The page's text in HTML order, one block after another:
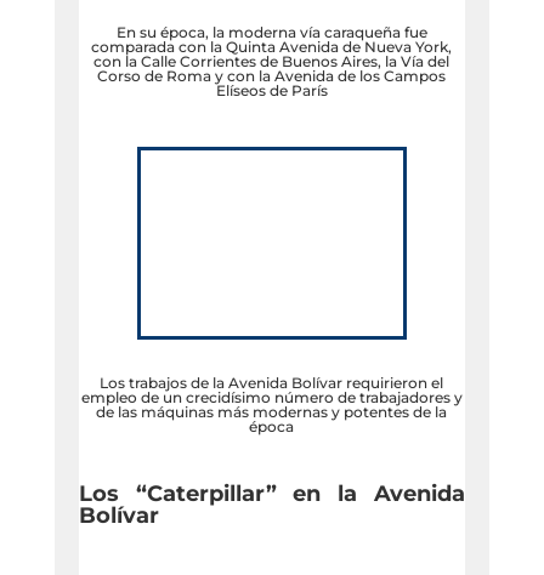
En su época, la moderna vía caraqueña fue
comparada con la Quinta Avenida de Nueva York,
con la Calle Corrientes de Buenos Aires, la Vía del
Corso de Roma y con la Avenida de los Campos
Elíseos de París
Los trabajos de la Avenida Bolívar requirieron el
empleo de un crecidísimo número de trabajadores y
de las máquinas más modernas y potentes de la
época
Los “Caterpillar” en la Avenida
Bolívar